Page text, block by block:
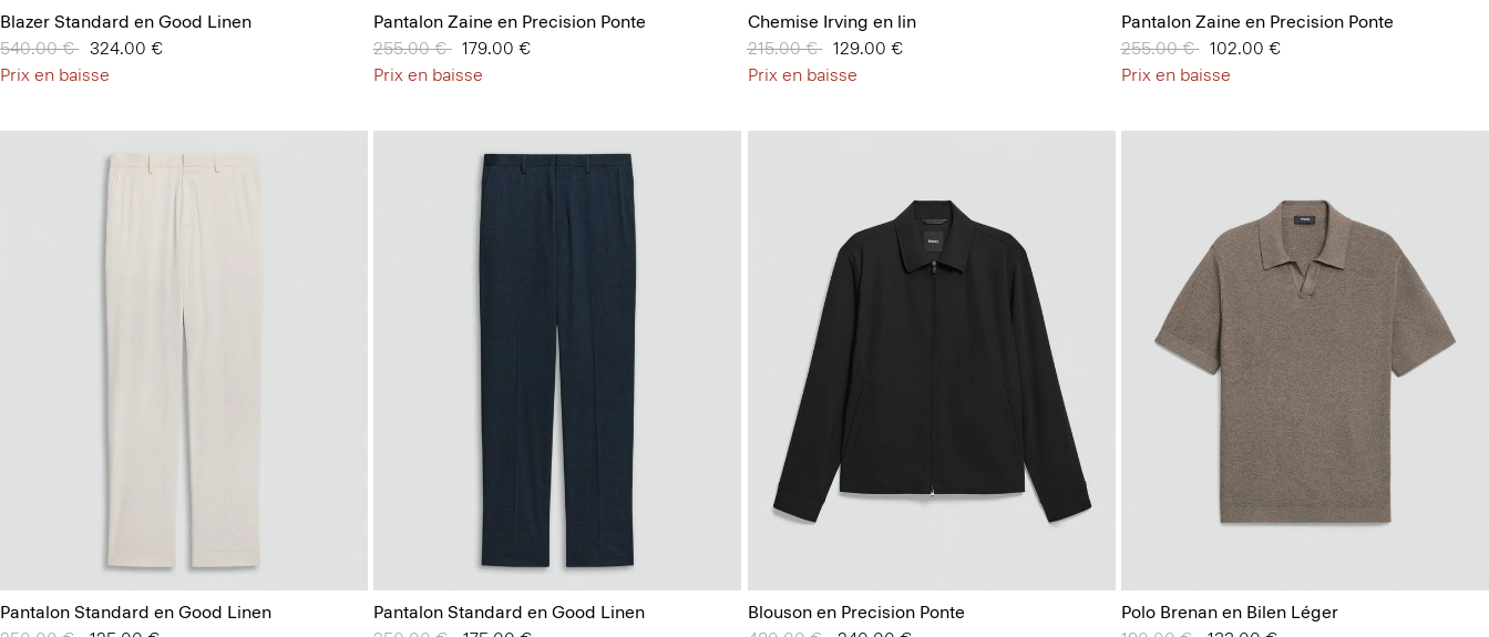
Blazer Standard en Good Linen
Prix réduit de
540.00 € 324.00 €
Prix en baisse
Pantalon Zaine en Precision Ponte
Prix réduit de
255.00 €à 179.00 €
Prix en baisse
Chemise Irving en lin
Prix réduit de
215.00 €à 129.00 €
Prix en baisse
Pantalon Zaine en Precision Ponte
Prix réduit de
255.00 €à 102.00 €
Prix en baisse
Pantalon Standard en Good Linen
Pantalon Standard en Good Linen
Blouson en Precision Ponte
Polo Brenan en Bilen Léger